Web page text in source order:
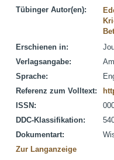
Tübinger Autor(en):
Erschienen in:
Verlagsangabe:
Sprache:
Referenz zum Volltext:
ISSN:
DDC-Klassifikation:
Dokumentart:
Zur Langanzeige